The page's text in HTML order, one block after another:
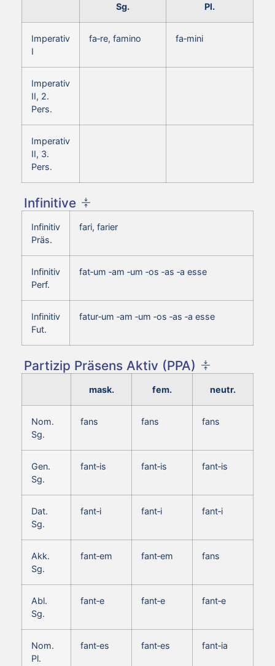
Sg. Pl.
Imperativ
I
fa‑re, famino fa‑mini
Imperativ
II, 2.
Pers.
Imperativ
II, 3.
Pers.
Infinitive
Infinitiv
Präs.
fari, farier
Infinitiv
Perf.
fat‑um ‑am ‑um ‑os ‑as ‑a esse
Infinitiv
Fut.
fatur‑um ‑am ‑um ‑os ‑as ‑a esse
Partizip Präsens Aktiv (PPA)
mask. fem. neutr.
Nom.
Sg.
fans fans fans
Gen.
Sg.
fant‑is fant‑is fant‑is
Dat.
Sg.
fant‑i fant‑i fant‑i
Akk.
Sg.
fant‑em fant‑em fans
Abl.
Sg.
fant‑e fant‑e fant‑e
Nom.
Pl.
fant‑es fant‑es fant‑ia